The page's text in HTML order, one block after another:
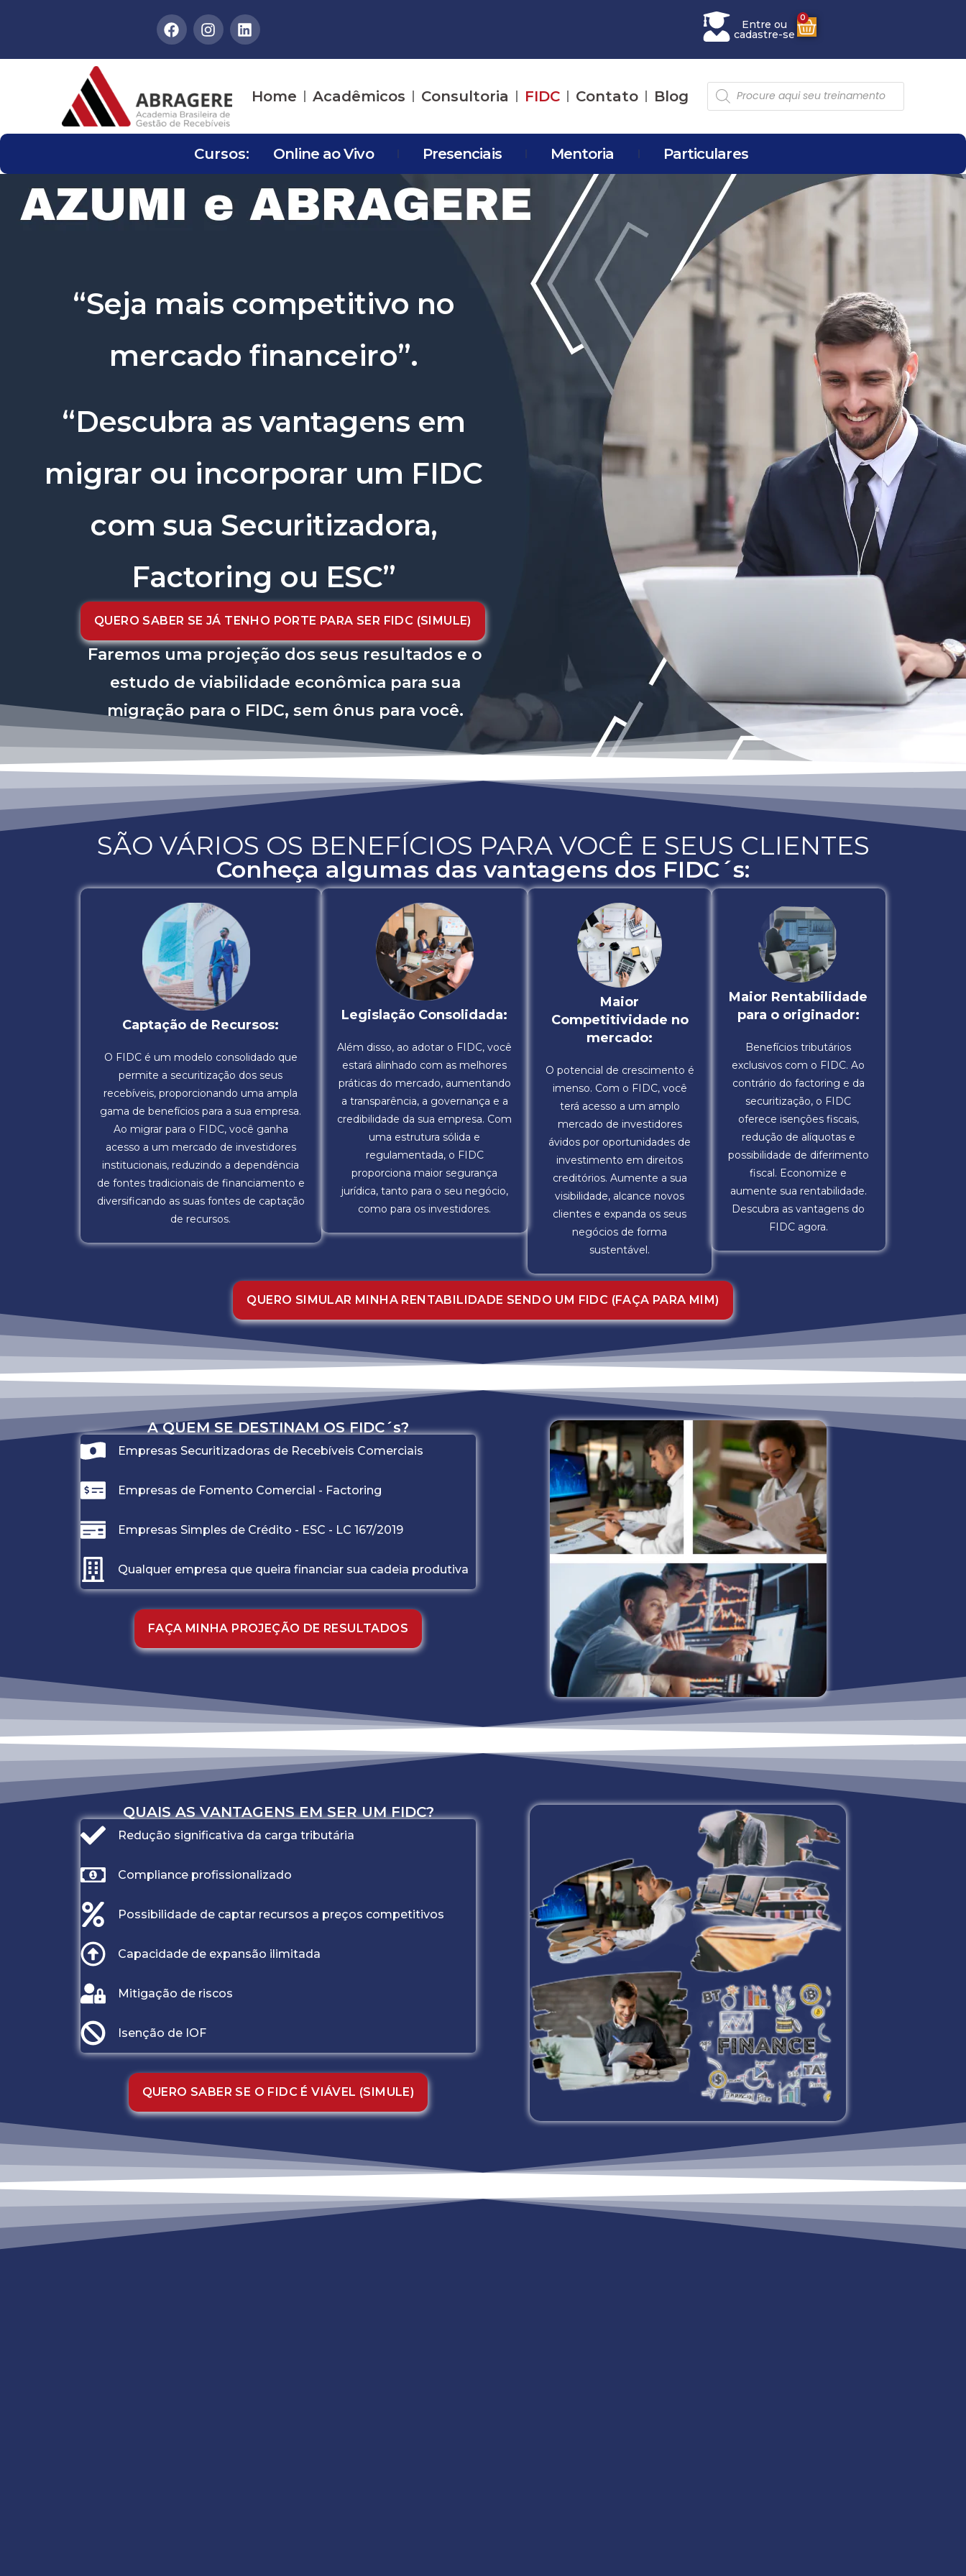
Entre ou
cadastre-se
0
Home Acadêmicos Consultoria FIDC Contato Blog
Cursos: Online ao Vivo Presenciais Mentoria Particulares
“Seja mais competitivo no
mercado financeiro”.
“Descubra as vantagens em
migrar ou incorporar um FIDC
com sua Securitizadora,
Factoring ou ESC”
QUERO SABER SE JÁ TENHO PORTE PARA SER FIDC (SIMULE)
Faremos uma projeção dos seus resultados e o
estudo de viabilidade econômica para sua
migração para o FIDC, sem ônus para você.
SÃO VÁRIOS OS BENEFÍCIOS PARA VOCÊ E SEUS CLIENTES
Conheça algumas das vantagens dos FIDC´s:
Captação de Recursos:
O FIDC é um modelo consolidado que
permite a securitização dos seus
recebíveis, proporcionando uma ampla
gama de benefícios para a sua empresa.
Ao migrar para o FIDC, você ganha
acesso a um mercado de investidores
institucionais, reduzindo a dependência
de fontes tradicionais de financiamento e
diversificando as suas fontes de captação
de recursos.
Legislação Consolidada:
Além disso, ao adotar o FIDC, você
estará alinhado com as melhores
práticas do mercado, aumentando
a transparência, a governança e a
credibilidade da sua empresa. Com
uma estrutura sólida e
regulamentada, o FIDC
proporciona maior segurança
jurídica, tanto para o seu negócio,
como para os investidores.
Maior
Competitividade no
mercado:
O potencial de crescimento é
imenso. Com o FIDC, você
terá acesso a um amplo
mercado de investidores
ávidos por oportunidades de
investimento em direitos
creditórios. Aumente a sua
visibilidade, alcance novos
clientes e expanda os seus
negócios de forma
sustentável.
Maior Rentabilidade
para o originador:
Benefícios tributários
exclusivos com o FIDC. Ao
contrário do factoring e da
securitização, o FIDC
oferece isenções fiscais,
redução de alíquotas e
possibilidade de diferimento
fiscal. Economize e
aumente sua rentabilidade.
Descubra as vantagens do
FIDC agora.
QUERO SIMULAR MINHA RENTABILIDADE SENDO UM FIDC (FAÇA PARA MIM)
A QUEM SE DESTINAM OS FIDC´s?
Empresas Securitizadoras de Recebíveis Comerciais
Empresas de Fomento Comercial - Factoring
Empresas Simples de Crédito - ESC - LC 167/2019
Qualquer empresa que queira financiar sua cadeia produtiva
FAÇA MINHA PROJEÇÃO DE RESULTADOS
QUAIS AS VANTAGENS EM SER UM FIDC?
Redução significativa da carga tributária
Compliance profissionalizado
Possibilidade de captar recursos a preços competitivos
Capacidade de expansão ilimitada
Mitigação de riscos
Isenção de IOF
QUERO SABER SE O FIDC É VIÁVEL (SIMULE)